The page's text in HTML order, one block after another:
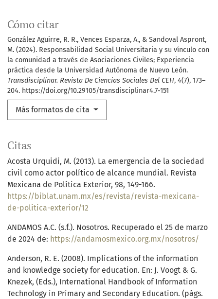
Cómo citar
González Aguirre, R. R., Vences Esparza, A., & Sandoval Aspront,
M. (2024). Responsabilidad Social Universitaria y su vínculo con
la comunidad a través de Asociaciones Civiles; Experiencia
práctica desde la Universidad Autónoma de Nuevo León.
Transdisciplinar. Revista De Ciencias Sociales Del CEH, 4(7), 173–
204. https://doi.org/10.29105/transdisciplinar4.7-151
Más formatos de cita
Citas
Acosta Urquidi, M. (2013). La emergencia de la sociedad
civil como actor político de alcance mundial. Revista
Mexicana de Política Exterior, 98, 149-166.
https://biblat.unam.mx/es/revista/revista-mexicana-
de-politica-exterior/12
ANDAMOS A.C. (s.f.). Nosotros. Recuperado el 25 de marzo
de 2024 de: https://andamosmexico.org.mx/nosotros/
Anderson, R. E. (2008). Implications of the information
and knowledge society for education. En: J. Voogt & G.
Knezek, (Eds.), International Handbook of Information
Technology in Primary and Secondary Education. (págs.